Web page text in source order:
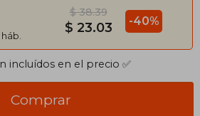
$ 38.39
$ 23.03 -40%
incluídos en el precio ✅
Comprar